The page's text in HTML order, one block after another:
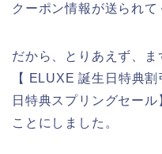
クーポン情報が送られて
だから、とりあえず、ま
【 ELUXE 誕生日特典
日特典スプリングセー
ことにしました。